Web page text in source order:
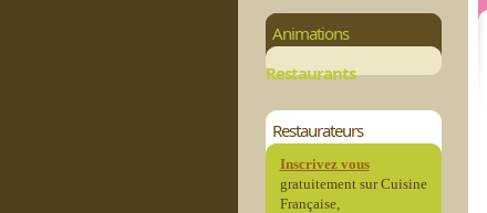
Animations
Restaurants
Restaurateurs
Inscrivez vous
gratuitement sur Cuisine
Française,